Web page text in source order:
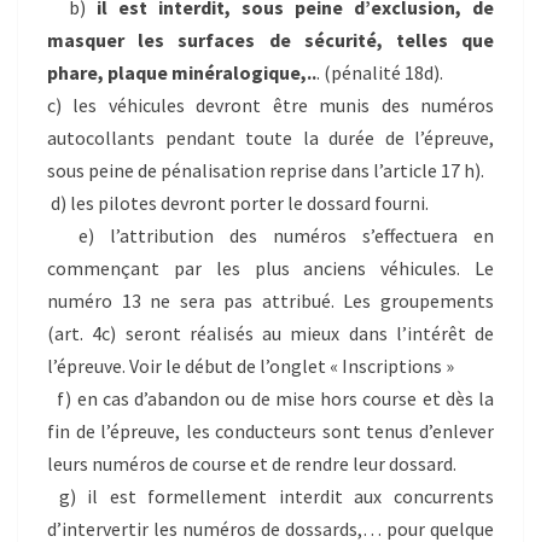
b) il est interdit, sous peine d’exclusion, de
masquer les surfaces de sécurité, telles que
phare, plaque minéralogique,... (pénalité 18d).
c) les véhicules devront être munis des numéros
autocollants pendant toute la durée de l’épreuve,
sous peine de pénalisation reprise dans l’article 17 h).
d) les pilotes devront porter le dossard fourni.
e) l’attribution des numéros s’effectuera en
commençant par les plus anciens véhicules. Le
numéro 13 ne sera pas attribué. Les groupements
(art. 4c) seront réalisés au mieux dans l’intérêt de
l’épreuve. Voir le début de l’onglet « Inscriptions »
f) en cas d’abandon ou de mise hors course et dès la
fin de l’épreuve, les conducteurs sont tenus d’enlever
leurs numéros de course et de rendre leur dossard.
g) il est formellement interdit aux concurrents
d’intervertir les numéros de dossards,… pour quelque